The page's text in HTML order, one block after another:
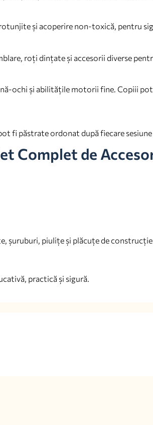
și acoperire non-toxică, pentru
roți dințate și accesorii diverse
ochi și abilitățile motorii fine. Copiii
fi păstrate ordonat după fiecare sesiune
Complet de
șuruburi, piulițe și plăcuțe de construcție
practică și sigură.